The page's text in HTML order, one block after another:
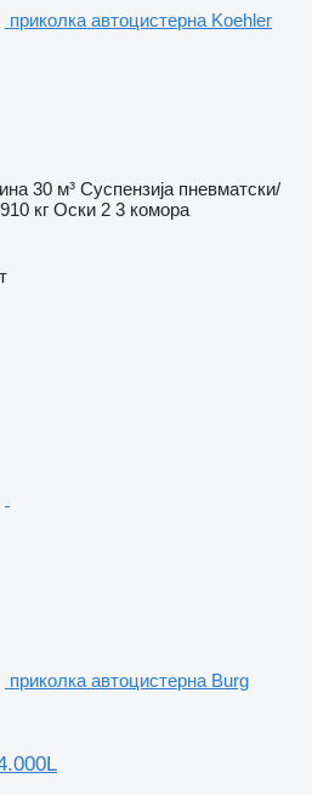
приколка автоцистерна Koehler
30 м³ Суспензија пневматски/
кг Оски 2 3 комора
приколка автоцистерна Burg